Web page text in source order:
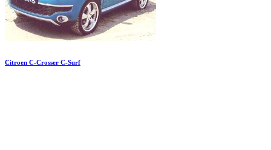
Citroen C-Crosser C-Surf